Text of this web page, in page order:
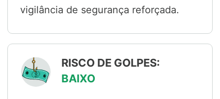
vigilância de segurança reforçada.
RISCO DE GOLPES:
BAIXO